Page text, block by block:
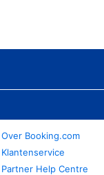
Over Booking.com
Klantenservice
Partner Help Centre